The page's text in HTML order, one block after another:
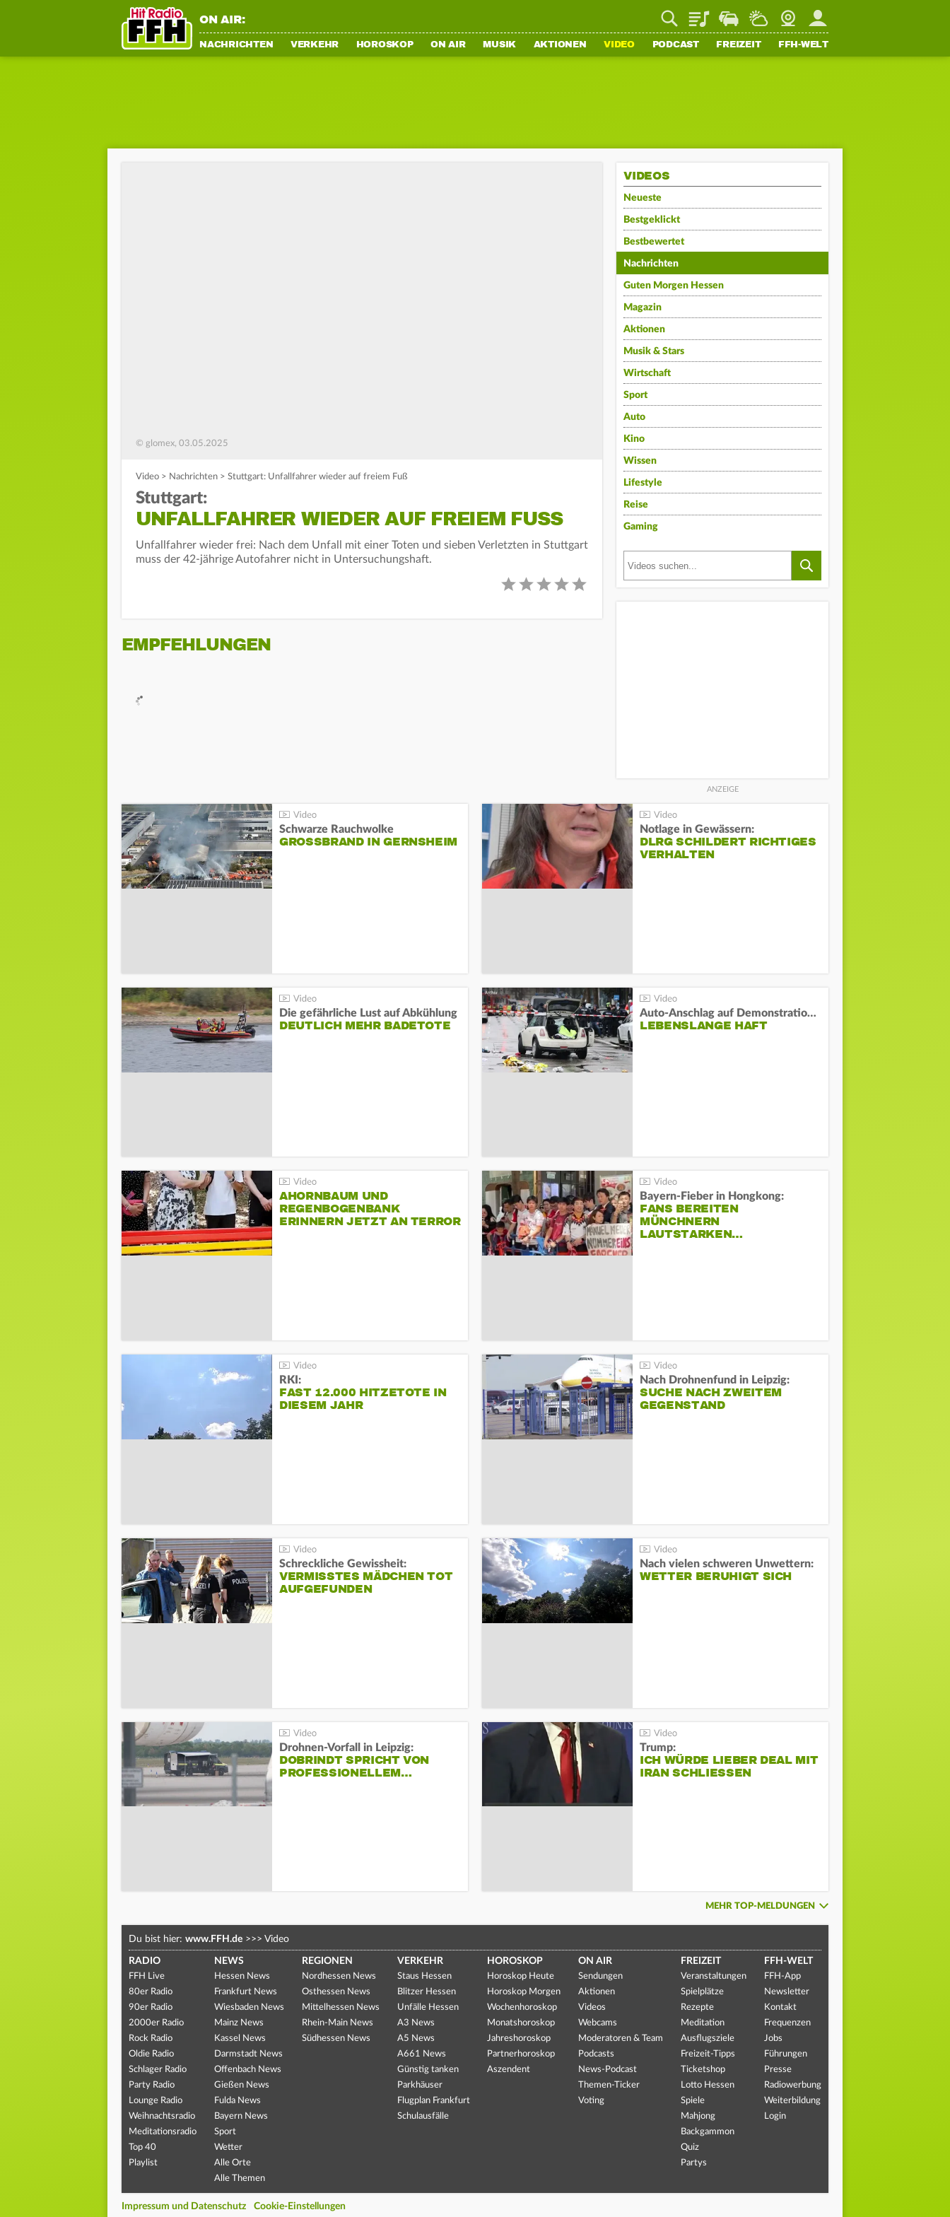
ON AIR: PlaylistStaupilotWetterWebcamMein FFH
NACHRICHTEN VERKEHR HOROSKOP ON AIR MUSIK AKTIONEN VIDEO PODCAST FREIZEIT FFH-WELT
© glomex, 03.05.2025
Video > Nachrichten > Stuttgart: Unfallfahrer wieder auf freiem Fuß
Stuttgart:
UNFALLFAHRER WIEDER AUF FREIEM FUSS
Unfallfahrer wieder frei: Nach dem Unfall mit einer Toten und sieben Verletzten in Stuttgart
muss der 42-jährige Autofahrer nicht in Untersuchungshaft.
EMPFEHLUNGEN
VIDEOS
Neueste
Bestgeklickt
Bestbewertet
Nachrichten
Guten Morgen Hessen
Magazin
Aktionen
Musik & Stars
Wirtschaft
Sport
Auto
Kino
Wissen
Lifestyle
Reise
Gaming
Schwarze Rauchwolke
GROSSBRAND IN GERNSHEIM
Notlage in Gewässern:
DLRG SCHILDERT RICHTIGES
VERHALTEN
Die gefährliche Lust auf Abkühlung
DEUTLICH MEHR BADETOTE
Auto-Anschlag auf Demonstration in München:
LEBENSLANGE HAFT
AHORNBAUM UND
REGENBOGENBANK
ERINNERN JETZT AN TERROR
Bayern-Fieber in Hongkong:
FANS BEREITEN
MÜNCHNERN
LAUTSTARKEN…
RKI:
FAST 12.000 HITZETOTE IN
DIESEM JAHR
Nach Drohnenfund in Leipzig:
SUCHE NACH ZWEITEM
GEGENSTAND
Schreckliche Gewissheit:
VERMISSTES MÄDCHEN TOT
AUFGEFUNDEN
Nach vielen schweren Unwettern:
WETTER BERUHIGT SICH
Drohnen-Vorfall in Leipzig:
DOBRINDT SPRICHT VON
PROFESSIONELLEM…
Trump:
ICH WÜRDE LIEBER DEAL MIT
IRAN SCHLIESSEN
MEHR TOP-MELDUNGEN
Du bist hier: www.FFH.de >>> Video
RADIO
FFH Live
80er Radio
90er Radio
2000er Radio
Rock Radio
Oldie Radio
Schlager Radio
Party Radio
Lounge Radio
Weihnachtsradio
Meditationsradio
Top 40
Playlist
NEWS
Hessen News
Frankfurt News
Wiesbaden News
Mainz News
Kassel News
Darmstadt News
Offenbach News
Gießen News
Fulda News
Bayern News
Sport
Wetter
Alle Orte
Alle Themen
REGIONEN
Nordhessen News
Osthessen News
Mittelhessen News
Rhein-Main News
Südhessen News
VERKEHR
Staus Hessen
Blitzer Hessen
Unfälle Hessen
A3 News
A5 News
A661 News
Günstig tanken
Parkhäuser
Flugplan Frankfurt
Schulausfälle
HOROSKOP
Horoskop Heute
Horoskop Morgen
Wochenhoroskop
Monatshoroskop
Jahreshoroskop
Partnerhoroskop
Aszendent
ON AIR
Sendungen
Aktionen
Videos
Webcams
Moderatoren & Team
Podcasts
News-Podcast
Themen-Ticker
Voting
FREIZEIT
Veranstaltungen
Spielplätze
Rezepte
Meditation
Ausflugsziele
Freizeit-Tipps
Ticketshop
Lotto Hessen
Spiele
Mahjong
Backgammon
Quiz
Partys
FFH-WELT
FFH-App
Newsletter
Kontakt
Frequenzen
Jobs
Führungen
Presse
Radiowerbung
Weiterbildung
Login
Impressum und Datenschutz Cookie-Einstellungen